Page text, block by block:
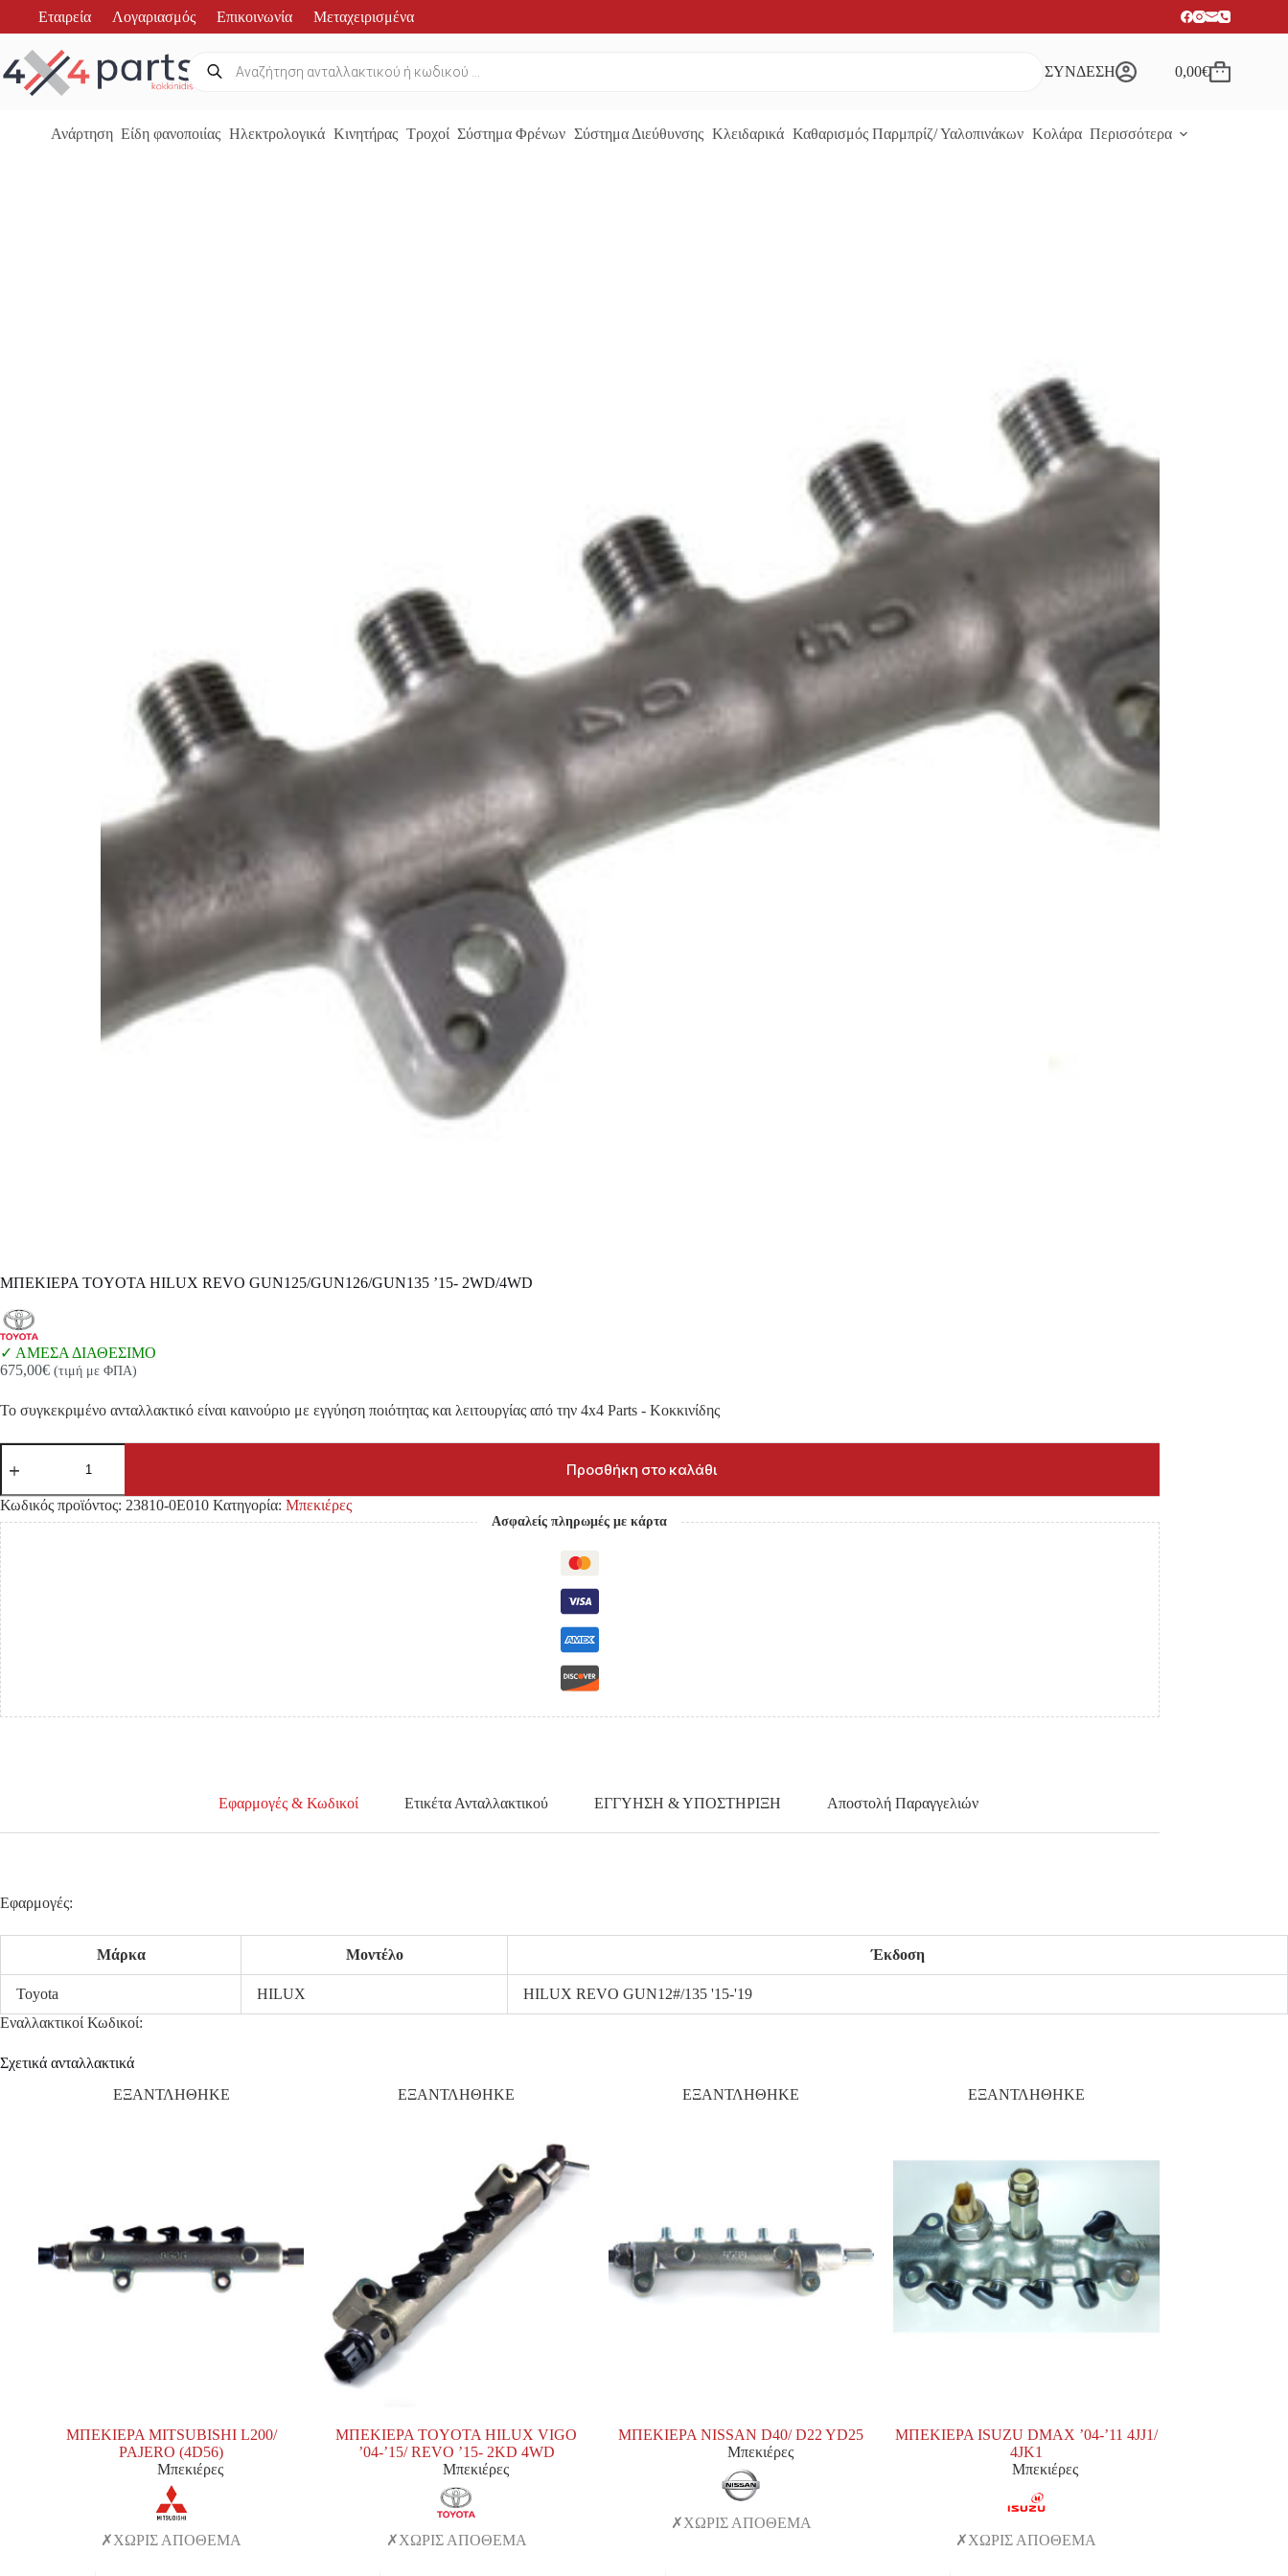
Εταιρεία Λογαριασμός Επικοινωνία Μεταχειρισμένα
Products
search
ΣΥΝΔΕΣΗ
Καλάθι
0,00€
Ανάρτηση Είδη φανοποιίας Ηλεκτρολογικά Κινητήρας Τροχοί Σύστημα Φρένων Σύστημα Διεύθυνσης Κλειδαρικά Καθαρισμός Παρμπρίζ/ Υαλοπινάκων Κολάρα Περισσότερα
ΜΠΕΚΙΕΡΑ TOYOTA HILUX REVO GUN125/GUN126/GUN135 ’15- 2WD/4WD
ΑΜΕΣΑ ΔΙΑΘΕΣΙΜΟ
675,00€ (τιμή με ΦΠΑ)
Το συγκεκριμένο ανταλλακτικό είναι καινούριο με εγγύηση ποιότητας και λειτουργίας από την 4x4 Parts - Κοκκινίδης
ΜΠΕΚΙΕΡΑ
TOYOTA
REVO
GUN125/GUN126/GUN135
'15-
2WD/4WD
ποσότητα
Προσθήκη στο καλάθι
Κωδικός προϊόντος: 23810-0E010 Κατηγορία: Μπεκιέρες
Ασφαλείς πληρωμές με κάρτα
Εφαρμογές & Κωδικοί Ετικέτα Ανταλλακτικού ΕΓΓΥΗΣΗ & ΥΠΟΣΤΗΡΙΞΗ Αποστολή Παραγγελιών
Εφαρμογές:
Μάρκα Μοντέλο Έκδοση
Toyota HILUX
HILUX REVO GUN12#/135 '15-'19
Εναλλακτικοί Κωδικοί:
Σχετικά ανταλλακτικά
ΕΞΑΝΤΛΗΘΗΚΕ
ΜΠΕΚΙΕΡΑ MITSUBISHI L200/
PAJERO (4D56)
Μπεκιέρες
ΧΩΡΙΣ ΑΠΟΘΕΜΑ
ΕΞΑΝΤΛΗΘΗΚΕ
ΜΠΕΚΙΕΡΑ TOYOTA HILUX VIGO
’04-’15/ REVO ’15- 2KD 4WD
Μπεκιέρες
ΧΩΡΙΣ ΑΠΟΘΕΜΑ
ΕΞΑΝΤΛΗΘΗΚΕ
ΜΠΕΚΙΕΡΑ NISSAN D40/ D22 YD25
Μπεκιέρες
ΧΩΡΙΣ ΑΠΟΘΕΜΑ
ΕΞΑΝΤΛΗΘΗΚΕ
ΜΠΕΚΙΕΡΑ ISUZU DMAX ’04-’11 4JJ1/
4JK1
Μπεκιέρες
ΧΩΡΙΣ ΑΠΟΘΕΜΑ